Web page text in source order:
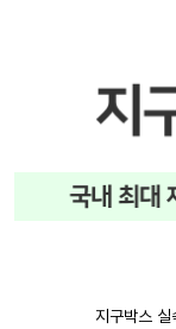
지구박스